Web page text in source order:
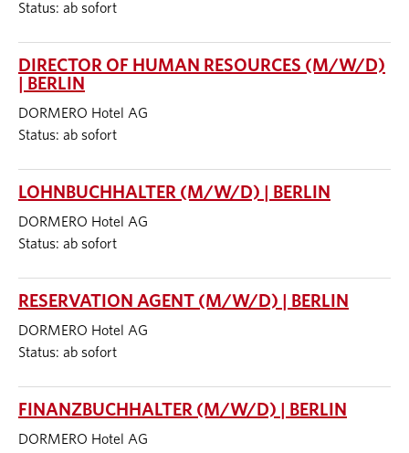
Status: ab sofort
DIRECTOR OF HUMAN RESOURCES (M/W/D)
| BERLIN
DORMERO Hotel AG
Status: ab sofort
LOHNBUCHHALTER (M/W/D) | BERLIN
DORMERO Hotel AG
Status: ab sofort
RESERVATION AGENT (M/W/D) | BERLIN
DORMERO Hotel AG
Status: ab sofort
FINANZBUCHHALTER (M/W/D) | BERLIN
DORMERO Hotel AG